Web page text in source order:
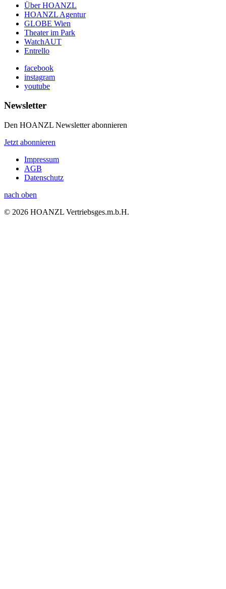
Über HOANZL
HOANZL Agentur
GLOBE Wien
Theater im Park
WatchAUT
Entrello
facebook
instagram
youtube
Newsletter
Den HOANZL Newsletter abonnieren
Jetzt abonnieren
Impressum
AGB
Datenschutz
nach oben
© 2026 HOANZL Vertriebsges.m.b.H.